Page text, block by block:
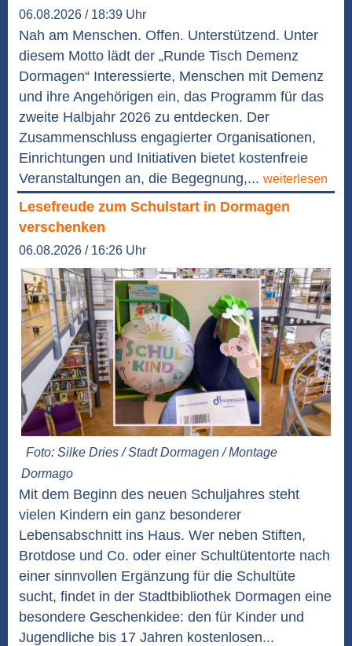
06.08.2026 / 18:39 Uhr
Nah am Menschen. Offen. Unterstützend. Unter
diesem Motto lädt der „Runde Tisch Demenz
Dormagen“ Interessierte, Menschen mit Demenz
und ihre Angehörigen ein, das Programm für das
zweite Halbjahr 2026 zu entdecken. Der
Zusammenschluss engagierter Organisationen,
Einrichtungen und Initiativen bietet kostenfreie
Veranstaltungen an, die Begegnung,... weiterlesen
Lesefreude zum Schulstart in Dormagen
verschenken
06.08.2026 / 16:26 Uhr
Foto: Silke Dries / Stadt Dormagen / Montage
Dormago
Mit dem Beginn des neuen Schuljahres steht
vielen Kindern ein ganz besonderer
Lebensabschnitt ins Haus. Wer neben Stiften,
Brotdose und Co. oder einer Schultütentorte nach
einer sinnvollen Ergänzung für die Schultüte
sucht, findet in der Stadtbibliothek Dormagen eine
besondere Geschenkidee: den für Kinder und
Jugendliche bis 17 Jahren kostenlosen...